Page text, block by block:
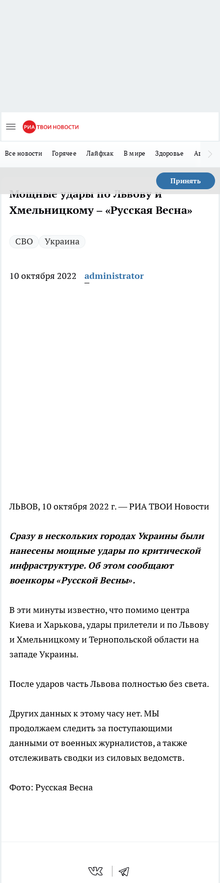
Все новости Горячее Лайфхак В мире Здоровье Авто
Принять
Мощные удары по Львову и
Хмельницкому – «Русская Весна»
СВО Украина
10 октября 2022 administrator
ЛЬВОВ, 10 октября 2022 г. — РИА ТВОИ Новости
Сразу в нескольких городах Украины были
нанесены мощные удары по критической
инфраструктуре. Об этом сообщают
военкоры «Русской Весны».
В эти минуты известно, что помимо центра
Киева и Харькова, удары прилетели и по Львову
и Хмельницкому и Тернопольской области на
западе Украины.
После ударов часть Львова полностью без света.
Других данных к этому часу нет. МЫ
продолжаем следить за поступающими
данными от военных журналистов, а также
отслеживать сводки из силовых ведомств.
Фото: Русская Весна